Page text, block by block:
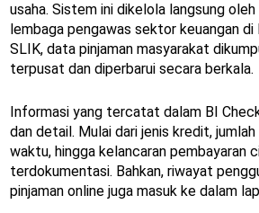
usaha. Sistem ini dikelola langsung
lembaga pengawas sektor keuangan di
SLIK, data pinjaman masyarakat
terpusat dan diperbarui secara berkala.
Informasi yang tercatat dalam BI
dan detail. Mulai dari jenis kredit, jumlah
waktu, hingga kelancaran pembayaran
terdokumentasi. Bahkan, riwayat
pinjaman online juga masuk ke dalam